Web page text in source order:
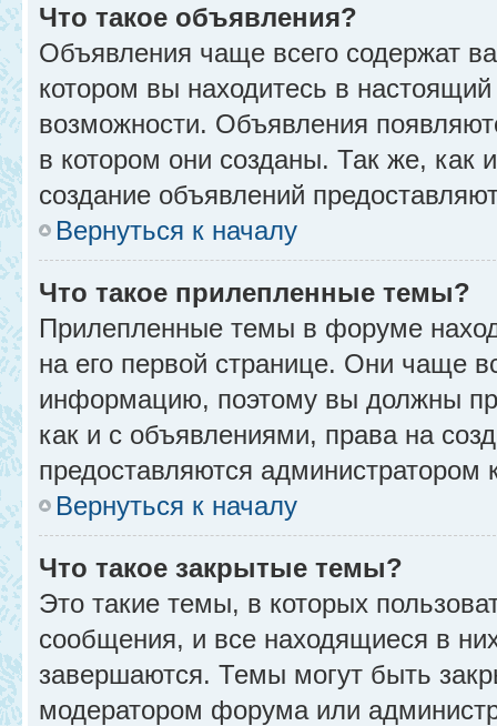
Что такое объявления?
Объявления чаще всего содержат
котором вы находитесь в
возможности. Объявления
в котором они созданы. Так же,
создание объявлений
Вернуться к началу
Что такое прилепленные темы?
Прилепленные темы в форуме
на его первой странице. Они чаще
информацию, поэтому вы должны
как и с объявлениями, права на
предоставляются администратором
Вернуться к началу
Что такое закрытые темы?
Это такие темы, в которых
сообщения, и все находящиеся в
завершаются. Темы могут быть
модератором форума или